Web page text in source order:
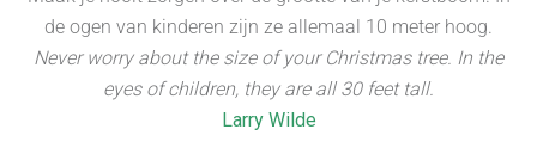
de ogen van kinderen zijn ze allemaal 10 meter hoog.
Never worry about the size of your Christmas tree. In the
eyes of children, they are all 30 feet tall.
Larry Wilde